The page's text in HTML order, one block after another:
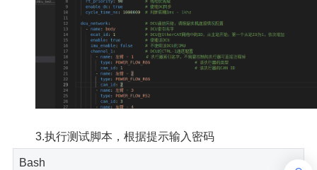
3.执行测试脚本，根据提示输入密码
Bash